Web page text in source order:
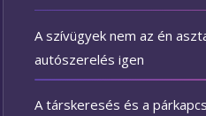
A szívügyek nem az én
autószerelés igen
A társkeresés és a